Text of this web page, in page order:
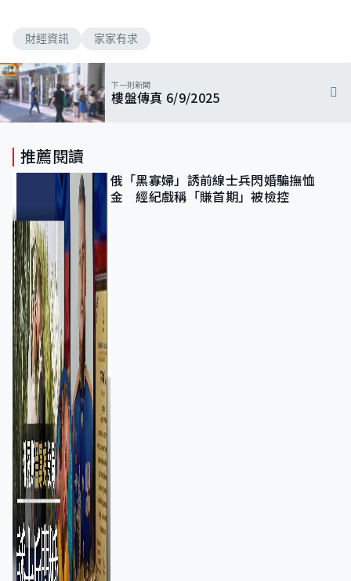
財經資訊 家家有求
下一則新聞
樓盤傳真 6/9/2025
推薦閱讀
俄「黑寡婦」誘前線士兵閃婚騙撫恤
金 經紀戲稱「賺首期」被檢控